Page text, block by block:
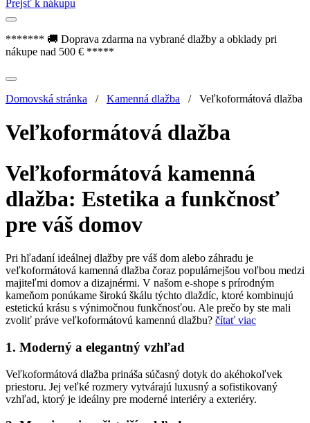
Prejsť k nákupu
******* 🚚 Doprava zdarma na vybrané dlažby a obklady pri
nákupe nad 500 € *****
Domovská stránka / Kamenná dlažba / Veľkoformátová dlažba
Veľkoformátová dlažba
Veľkoformátová kamenná
dlažba: Estetika a funkčnosť
pre váš domov
Pri hľadaní ideálnej dlažby pre váš dom alebo záhradu je
veľkoformátová kamenná dlažba čoraz populárnejšou voľbou medzi
majiteľmi domov a dizajnérmi. V našom e-shope s prírodným
kameňom ponúkame širokú škálu týchto dlaždíc, ktoré kombinujú
estetickú krásu s výnimočnou funkčnosťou. Ale prečo by ste mali
zvoliť práve veľkoformátovú kamennú dlažbu? čítať viac
1. Moderný a elegantný vzhľad
Veľkoformátová dlažba prináša súčasný dotyk do akéhokoľvek
priestoru. Jej veľké rozmery vytvárajú luxusný a sofistikovaný
vzhľad, ktorý je ideálny pre moderné interiéry a exteriéry.